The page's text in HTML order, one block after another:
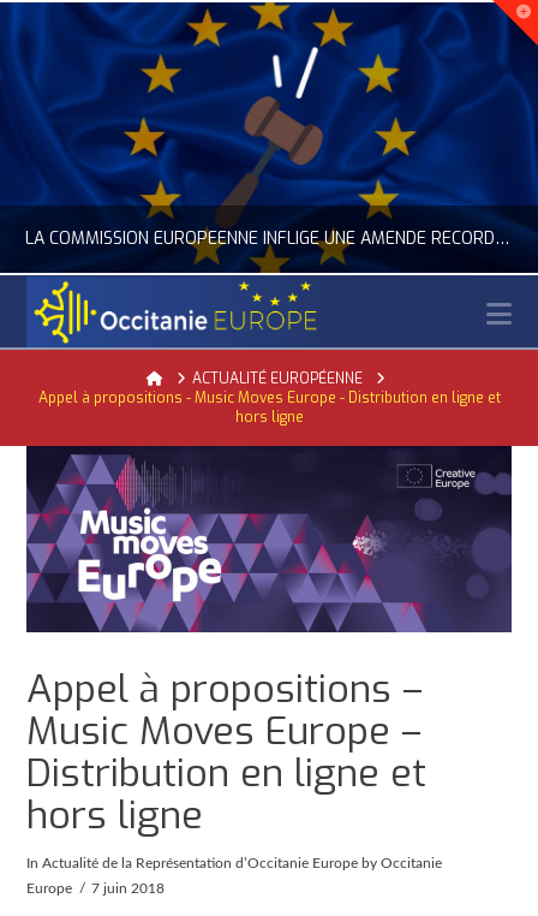
LA COMMISSION EUROPÉENNE INFLIGE UNE AMENDE RECORD À GOOGLE
ACTUALITÉ DE LA REPRÉSENTATION D’OCCITANIE EUROPE, NUMÉRIQUE- DIGITAL
JUILLET 24, 2026
ACTUALITÉ DE L'UNION
HomeACTUALITÉ EUROPÉENNE
Appel à propositions - Music Moves Europe - Distribution en ligne et
hors ligne
Appel à propositions –
Music Moves Europe –
Distribution en ligne et
hors ligne
InActualité de la Représentation d’Occitanie Europe by Occitanie
Europe
7 juin 2018